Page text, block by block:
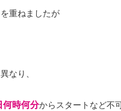
重ねましたが
なり、
何時何分からスタートなど不